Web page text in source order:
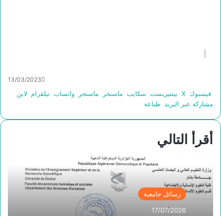
13/03/2023
فيسبوك ‫X بينتيريست سكايب ماسنجر ماسنجر واتساب تيلقرام
لاين
مشاركة عبر البريد
طباعة
أقرأ التالي
رسائل جامعية
17/07/2026